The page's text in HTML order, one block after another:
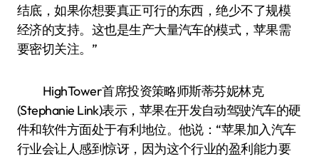
结底，如果你想要真正可行的东西，绝少不了规模
经济的支持。这也是生产大量汽车的模式，苹果需
要密切关注。”
HighTower首席投资策略师斯蒂芬妮林克
(Stephanie Link)表示，苹果在开发自动驾驶汽车的硬
件和软件方面处于有利地位。他说：“苹果加入汽车
行业会让人感到惊讶，因为这个行业的盈利能力要